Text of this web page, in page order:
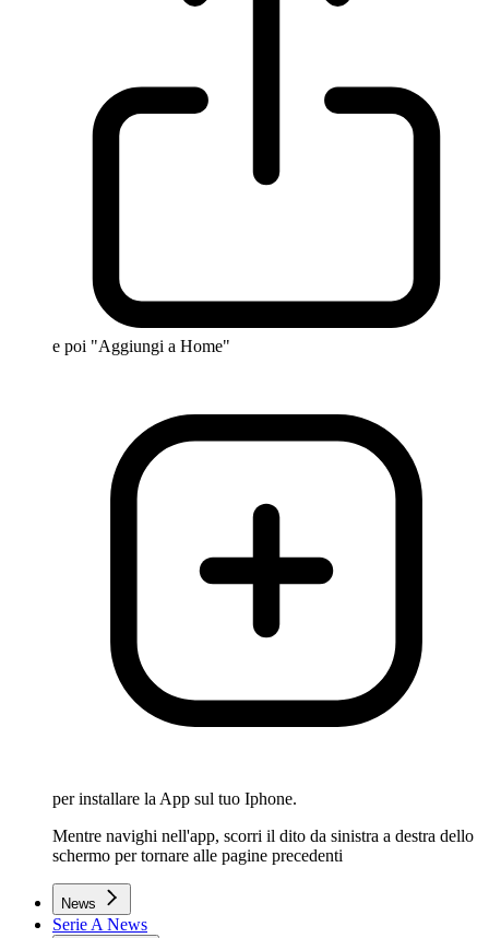
e poi "Aggiungi a Home"
per installare la App sul tuo Iphone.
Mentre navighi nell'app, scorri il dito da sinistra a destra dello
schermo per tornare alle pagine precedenti
News
Serie A News